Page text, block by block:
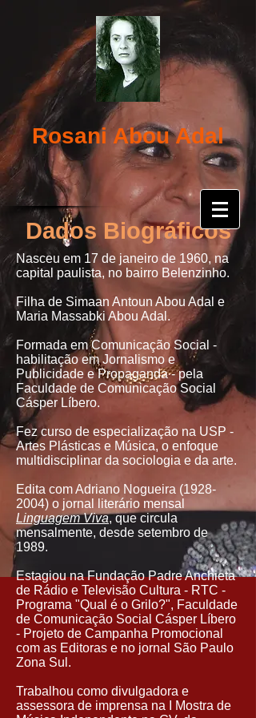
Rosani Abou Adal
Dados Biográficos
Nasceu em 17 de janeiro de 1960, na
capital paulista, no bairro Belenzinho.
Filha de Simaan Antoun Abou Adal e
Maria Massabki Abou Adal.
Formada em Comunicação Social -
habilitação em Jornalismo e
Publicidade e Propaganda - pela
Faculdade de Comunicação Social
Cásper Líbero.
Fez curso de especialização na USP -
Artes Plásticas e Música, o enfoque
multidisciplinar da sociologia e da arte.
Edita com Adriano Nogueira (1928-
2004) o jornal literário mensal
Linguagem Viva, que circula
mensalmente, desde setembro de
1989.
Estagiou na Fundação Padre Anchieta
de Rádio e Televisão Cultura - RTC -
Programa "Qual é o Grilo?", Faculdade
de Comunicação Social Cásper Líbero
- Projeto de Campanha Promocional
com as Editoras e no jornal São Paulo
Zona Sul.
Trabalhou como divulgadora e
assessora de imprensa na I Mostra de